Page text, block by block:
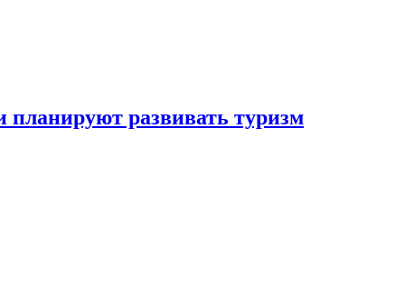
планируют развивать туризм